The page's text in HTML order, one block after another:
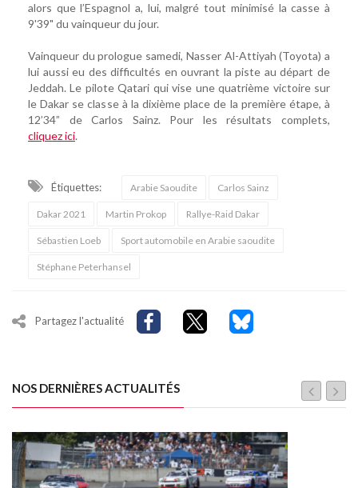
alors que l’Espagnol a, lui, malgré tout minimisé la casse à
9'39" du vainqueur du jour.
Vainqueur du prologue samedi, Nasser Al-Attiyah (Toyota) a
lui aussi eu des difficultés en ouvrant la piste au départ de
Jeddah. Le pilote Qatari qui vise une quatrième victoire sur
le Dakar se classe à la dixième place de la première étape, à
12’34” de Carlos Sainz. Pour les résultats complets,
cliquez ici.
Étiquettes: Arabie Saoudite Carlos Sainz
Dakar 2021 Martin Prokop Rallye-Raid Dakar
Sébastien Loeb Sport automobile en Arabie saoudite
Stéphane Peterhansel
Partagez l'actualité
NOS DERNIÈRES ACTUALITÉS